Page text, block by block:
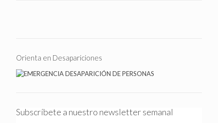
Orienta en Desapariciones
Subscríbete a nuestro newsletter semanal